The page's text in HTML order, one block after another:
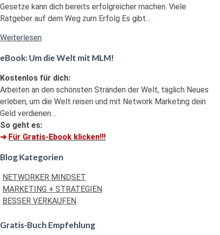
Gesetze kann dich bereits erfolgreicher machen. Viele
Ratgeber auf dem Weg zum Erfolg Es gibt...
"Die
essentiellen
Grund-
Gesetze
zum
Erfolg"
Weiterlesen
eBook: Um die Welt mit MLM!
Kostenlos für dich:
Arbeiten an den schönsten Stränden der Welt, täglich Neues
erleben, um die Welt reisen und mit Network Marketing dein
Geld verdienen…
So geht es:
➜ Für Gratis-Ebook klicken!!!
Blog Kategorien
NETWORKER MINDSET
MARKETING + STRATEGIEN
BESSER VERKAUFEN
Gratis-Buch Empfehlung